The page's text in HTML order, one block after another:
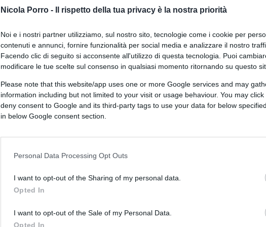
Nicola Porro - Il rispetto della tua privacy è la nostra priorità
Noi e i nostri partner utilizziamo, sul nostro sito, tecnologie come i cookie per
contenuti e annunci, fornire funzionalità per social media e analizzare il nostro
Facendo clic di seguito si acconsente all'utilizzo di questa tecnologia. Puoi
modificare le tue scelte sul consenso in qualsiasi momento ritornando su questo
Please note that this website/app uses one or more Google services and may
information including but not limited to your visit or usage behaviour. You may
deny consent to Google and its third-party tags to use your data for below
in below Google consent section.
Personal Data Processing Opt Outs
I want to opt-out of the Sharing of my personal data.
Opted In
I want to opt-out of the Sale of my Personal Data.
Opted In
perfetti: la sinistra fa la guerra a
di Cristina de Palma
9 Giugno 2026, 15:00
7.7k
Regno Unito, quando troppa
inclusione uccide